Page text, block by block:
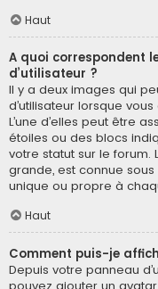
Haut
A quoi correspondent
d’utilisateur ?
Il y a deux images qui
d’utilisateur lorsque
L’une d’elles peut être
étoiles ou des blocs
votre statut sur le forum.
grande, est connue
unique ou propre à
Haut
Comment puis-je
Depuis votre panneau
pouvez ajouter un